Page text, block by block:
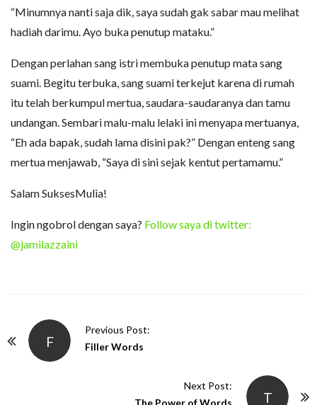
“Minumnya nanti saja dik, saya sudah gak sabar mau melihat
hadiah darimu. Ayo buka penutup mataku.”
Dengan perlahan sang istri membuka penutup mata sang
suami. Begitu terbuka, sang suami terkejut karena di rumah
itu telah berkumpul mertua, saudara-saudaranya dan tamu
undangan. Sembari malu-malu lelaki ini menyapa mertuanya,
“Eh ada bapak, sudah lama disini pak?” Dengan enteng sang
mertua menjawab, “Saya di sini sejak kentut pertamamu.”
Salam SuksesMulia!
Ingin ngobrol dengan saya? Follow saya di twitter:
@jamilazzaini
F
Previous Post:
Filler Words
T
Next Post: